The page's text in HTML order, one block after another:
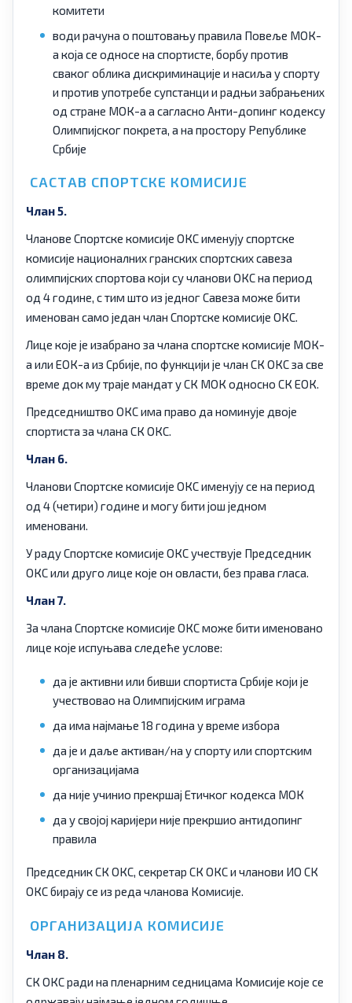
комитети
води рачуна о поштовању правила Повеље МОК-
а која се односе на спортисте, борбу против
сваког облика дискриминације и насиља у спорту
и против употребе супстанци и радњи забрањених
од стране МОК-а а сагласно Анти-допинг кодексу
Олимпијског покрета, а на простору Републике
Србије
САСТАВ СПОРТСКЕ КОМИСИЈЕ
Члан 5.
Чланове Спортске комисије ОКС именују спортске
комисије националних гранских спортских савеза
олимпијских спортова који су чланови ОКС на период
од 4 године, с тим што из једног Савеза може бити
именован само један члан Спортске комисије ОКС.
Лице које је изабрано за члана спортске комисије МОК-
а или ЕОК-а из Србије, по функцији је члан СК ОКС за све
време док му траје мандат у СК МОК односно СК ЕОК.
Председништво ОКС има право да номинује двоје
спортиста за члана СК ОКС.
Члан 6.
Чланови Спортске комисије ОКС именују се на период
од 4 (четири) године и могу бити још једном
именовани.
У раду Спортске комисије ОКС учествује Председник
ОКС или друго лице које он овласти, без права гласа.
Члан 7.
За члана Спортске комисије ОКС може бити именовано
лице које испуњава следеће услове:
да је активни или бивши спортиста Србије који је
учествовао на Олимпијским играма
да има најмање 18 година у време избора
да је и даље активан/на у спорту или спортским
организацијама
да није учинио прекршај Етичког кодекса МОК
да у својој каријери није прекршио антидопинг
правила
Председник СК ОКС, секретар СК ОКС и чланови ИО СК
ОКС бирају се из реда чланова Комисије.
ОРГАНИЗАЦИЈА КОМИСИЈЕ
Члан 8.
СК ОКС ради на пленарним седницама Комисије које се